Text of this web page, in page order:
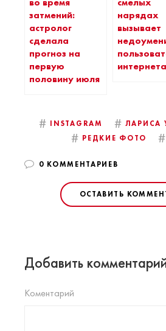
во время
затмений:
астролог
сделала
прогноз на
первую
половину июля
смелых
нарядах
вызывает
интернета
# INSTAGRAM # ЛАРИСА
# РЕДКИЕ ФОТО #
0 КОММЕНТАРИЕВ
ОСТАВИТЬ
Добавить
Коментарий